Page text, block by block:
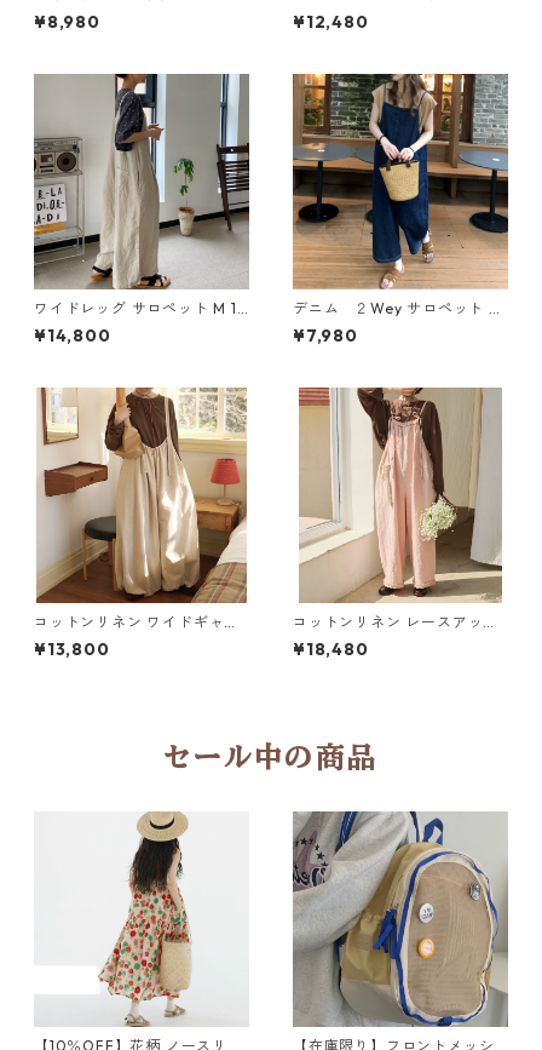
ーバーオール N CP021
¥8,980
M 11190
¥12,480
ワイドレッグ サロペット M 12
-007
¥14,800
デニム ２Wey サロペット N
CP015
¥7,980
コットンリネン ワイドギャザ
ーサロペット Y 260064
¥13,800
コットンリネン レースアップ
サロペット Y 260063
¥18,480
セール中の商品
【10％OFF】花柄 ノースリー 【在庫限り】フロントメッシ